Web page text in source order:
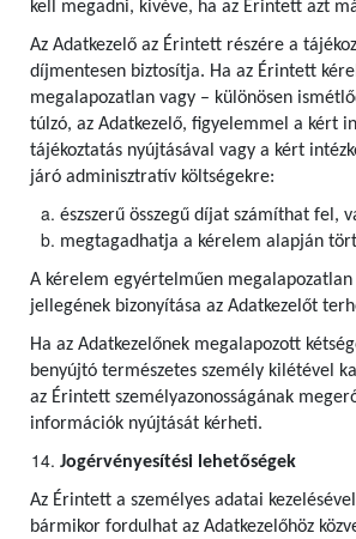
kell megadni, kivéve, ha az Érintett azt
Az Adatkezelő az Érintett részére a
díjmentesen biztosítja. Ha az Érintett
megalapozatlan vagy – különösen
túlzó, az Adatkezelő, figyelemmel a kért
tájékoztatás nyújtásával vagy a kért
járó adminisztratív költségekre:
észszerű összegű díjat számíthat fel,
megtagadhatja a kérelem alapján
A kérelem egyértelműen megalapozatlan
jellegének bizonyítása az Adatkezelőt
Ha az Adatkezelőnek megalapozott
benyújtó természetes személy kilétével
az Érintett személyazonosságának
információk nyújtását kérheti.
Jogérvényesítési lehetőségek
Az Érintett a személyes adatai
bármikor fordulhat az Adatkezelőhöz